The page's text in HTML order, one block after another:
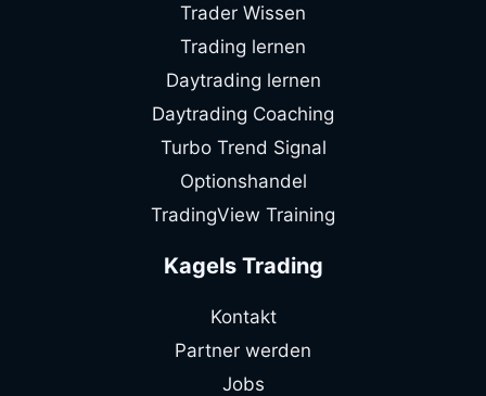
Trader Wissen
Trading lernen
Daytrading lernen
Daytrading Coaching
Turbo Trend Signal
Optionshandel
TradingView Training
Kagels Trading
Kontakt
Partner werden
Jobs